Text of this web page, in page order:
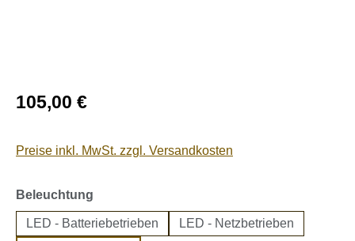
Regulärer Preis:
105,00 €
Preise inkl. MwSt. zzgl. Versandkosten
Beleuchtung
LED - Batteriebetrieben
LED - Netzbetrieben